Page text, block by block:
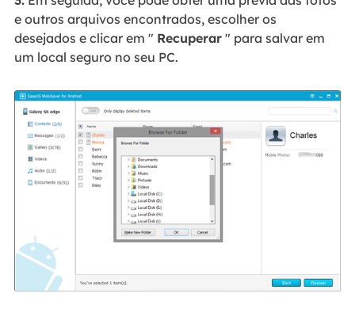
e outros arquivos encontrados, escolher os
desejados e clicar em " Recuperar" para salvar em
um local seguro no seu PC.